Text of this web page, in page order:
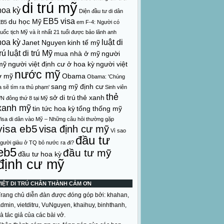
kỳ di trú mỹ Diện đầu tư di dân
du học Mỹ EB5 visa em F-4: Người có
tịch Mỹ và ít nhất 21 tuổi được bảo lãnh anh
kỳJanet Nguyen kinh tế mỹ luật di
luật di trú Mỹ mua nhà ở mỹ người
người việt định cư ở hoa kỳ người việt
mỹ nước mỹObama Obama: 'Chúng
sẽ tìm ra thủ phạm' sang mỹ định cư Sinh viên
đông thứ 8 tại Mỹ sở di trú thẻ xanh thẻ
mỹtin tức hoa kỳtổng thống mỹ
di dân vào Mỹ – Những câu hỏi thường gặp
eb5visa định cư mỹ Vì sao
giàu ở TQ bỏ nước ra đi? đầu tư
đầu tư hoa kỳđầu tư mỹ
cư mỹ
DI TRÚ CHÂN THÀNH CẢM ƠN
chủ diễn đàn được đóng góp bởi: khahan,
vietditru, VuNguyen, khaihuy, binhthanh,
tác giả của các bài vở.